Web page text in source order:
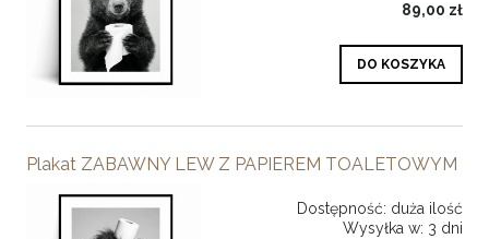
89,00 zł
DO KOSZYKA
Plakat ZABAWNY LEW Z PAPIEREM TOALETOWYM
Dostępność: duża ilość
Wysyłka w: 3 dni